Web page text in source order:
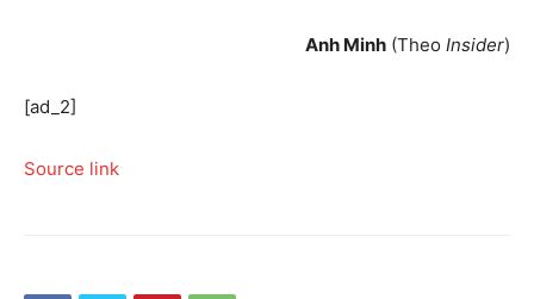
Anh Minh (Theo Insider)
[ad_2]
Source link